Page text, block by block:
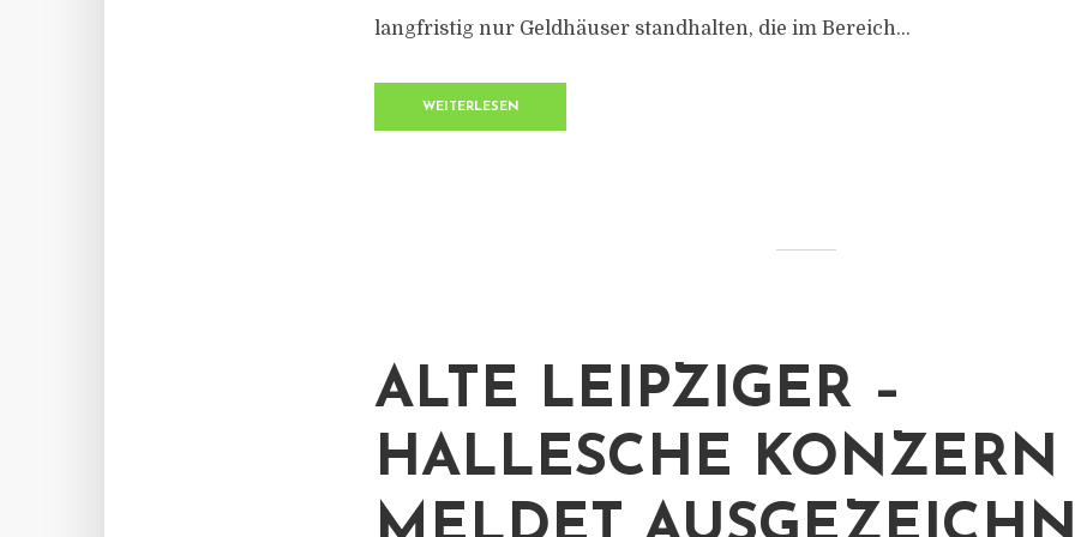
langfristig nur Geldhäuser standhalten, die im Bereich...
WEITERLESEN
ALTE LEIPZIGER –
HALLESCHE KONZERN